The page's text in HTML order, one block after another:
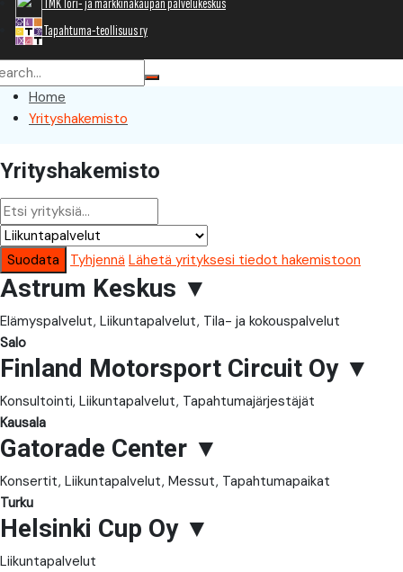
TMK Tori- ja markkinakaupan palvelukeskus
Tapahtuma-teollisuus ry
Home
Yrityshakemisto
Yrityshakemisto
Suodata Tyhjennä Lähetä yrityksesi tiedot hakemistoon
Astrum Keskus ▼
Elämyspalvelut, Liikuntapalvelut, Tila- ja kokouspalvelut
Salo
Finland Motorsport Circuit Oy ▼
Konsultointi, Liikuntapalvelut, Tapahtumajärjestäjät
Kausala
Gatorade Center ▼
Konsertit, Liikuntapalvelut, Messut, Tapahtumapaikat
Turku
Helsinki Cup Oy ▼
Liikuntapalvelut